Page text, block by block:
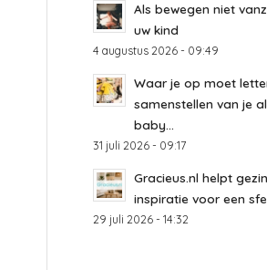
Als bewegen niet
uw kind
4 augustus 2026 - 09:49
Waar je op moet
samenstellen van je
baby...
31 juli 2026 - 09:17
Gracieus.nl helpt
inspiratie voor een
29 juli 2026 - 14:32